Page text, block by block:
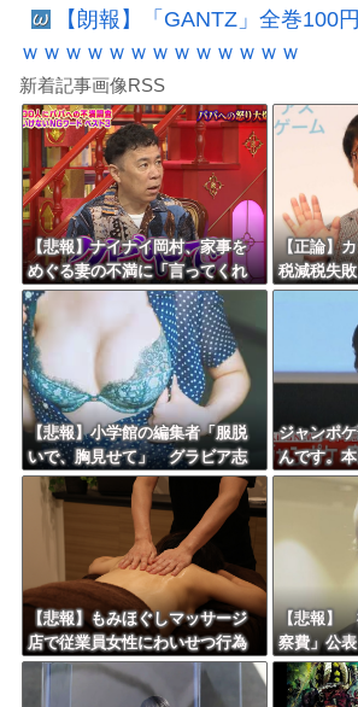
【朗報】「GANTZ」全巻100
ｗｗｗｗｗｗｗｗｗｗｗｗｗ
新着記事画像RSS
【悲報】ナイナイ岡村、家事を
めぐる妻の不満に「言ってくれ
たら済む話やん」になるみ「バ
イトやったらクビやで」説教受
け黙り込む
【正論】
税減税失
「次誰が
【悲報】小学館の編集者「服脱
いで、胸見せて」 グラビア志
望の女性に迫った過激要求
ジャンポ
んです。
い」 ←何
【悲報】もみほぐしマッサージ
店で従業員女性にわいせつ行為
かで男を逮捕ｗｗｗｗｗｗｗｗ
【悲報】
察費」公
円ｗｗｗ